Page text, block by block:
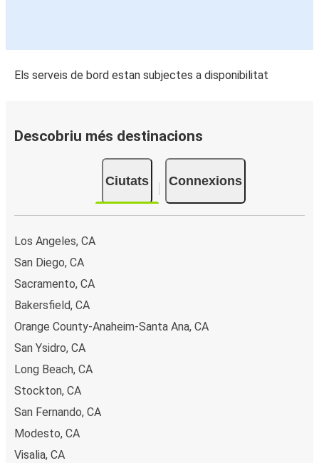
Els serveis de bord estan subjectes a disponibilitat
Descobriu més destinacions
Ciutats Connexions
Los Angeles, CA
San Diego, CA
Sacramento, CA
Bakersfield, CA
Orange County-Anaheim-Santa Ana, CA
San Ysidro, CA
Long Beach, CA
Stockton, CA
San Fernando, CA
Modesto, CA
Visalia, CA